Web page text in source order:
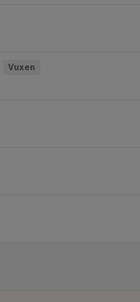
Vuxen